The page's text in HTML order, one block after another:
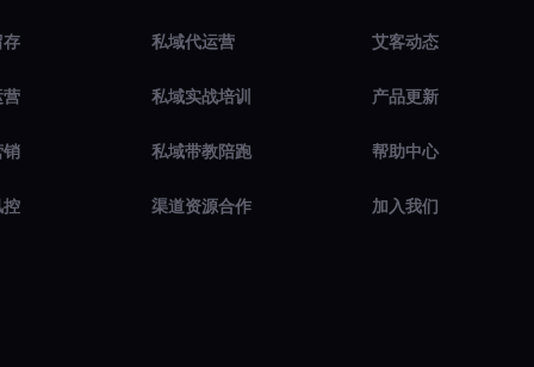
存
营
销
控
私域代运营
私域实战培训
私域带教陪跑
渠道资源合作
艾客动态
产品更新
帮助中心
加入我们